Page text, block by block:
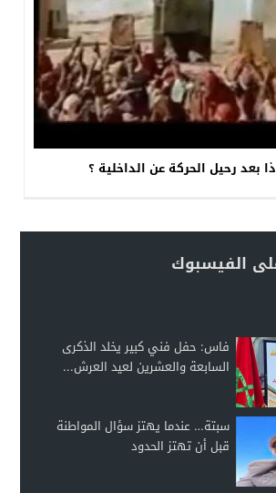
عن الداخلية ؟
الفيسبوك
فاس: حفل فني كبير يخلد الذكرى
السابعة والعشرين لعيد العرش...
سبتة… عندما يهتز سؤال المواطنة
قبل أن تهتز الحدود